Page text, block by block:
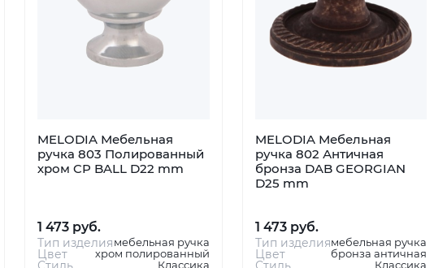
MELODIA Мебельная
ручка 803 Полированный
хром CP BALL D22 mm
1 473 руб.
Тип изделиямебельная ручка
Цвет хром полированный
Классика
MELODIA Мебельная
ручка 802 Античная
бронза DAB GEORGIAN
D25 mm
1 473 руб.
Тип изделиямебельная ручка
Цвет бронза античная
Классика